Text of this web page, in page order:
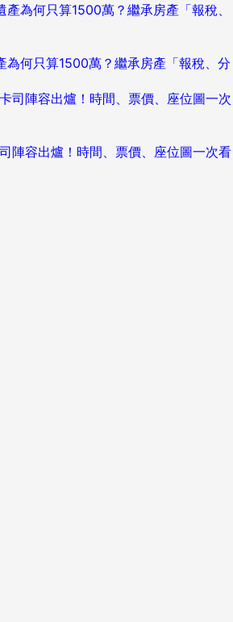
為何只算1500萬？繼承房產「報稅、分
陣容出爐！時間、票價、座位圖一次看